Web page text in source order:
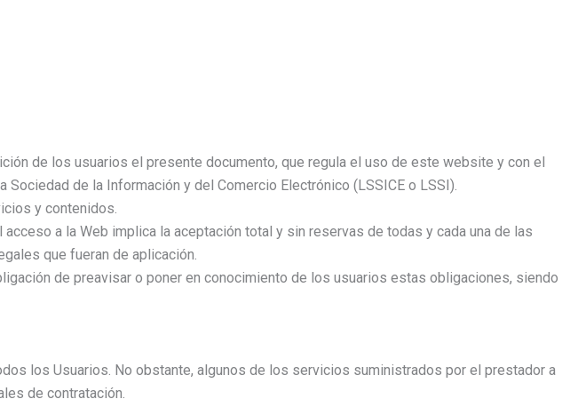
de los usuarios el presente documento, que regula el uso de este website y con el
de la Información y del Comercio Electrónico (LSSICE o LSSI).
y contenidos.
a la Web implica la aceptación total y sin reservas de todas y cada una de las
que fueran de aplicación.
de preavisar o poner en conocimiento de los usuarios estas obligaciones, siendo
los Usuarios. No obstante, algunos de los servicios suministrados por el prestador a
de contratación.